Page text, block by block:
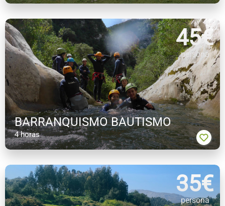
45€
persona
BARRANQUISMO BAUTISMO
4 horas
35€
persona